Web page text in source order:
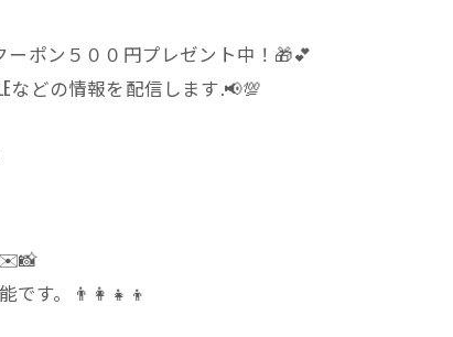
ーポン５００円プレゼント中！🎁💕
などの情報を配信します.📢💯
✉️📸
です。👨‍👩‍👧‍👦